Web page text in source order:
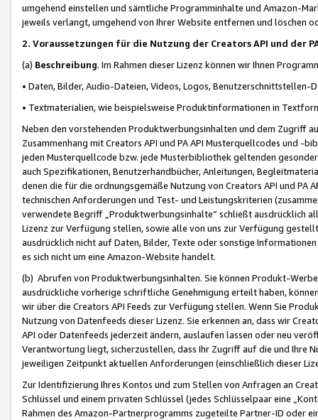
umgehend einstellen und sämtliche Programminhalte und Amazon-
jeweils verlangt, umgehend von Ihrer Website entfernen und löschen
2. Voraussetzungen für die Nutzung der Creators API und der
(a) Beschreibung. Im Rahmen dieser Lizenz können wir Ihnen
• Daten, Bilder, Audio-Dateien, Videos, Logos, Benutzerschnittstellen-
• Textmaterialien, wie beispielsweise Produktinformationen in
Neben den vorstehenden Produktwerbungsinhalten und dem Zugriff
Zusammenhang mit Creators API und PA API Musterquellcodes und
jeden Musterquellcode bzw. jede Musterbibliothek geltenden
auch Spezifikationen, Benutzerhandbücher, Anleitungen,
denen die für die ordnungsgemäße Nutzung von Creators API und PA
technischen Anforderungen und Test- und Leistungskriterien
verwendete Begriff „Produktwerbungsinhalte“ schließt ausdrücklich
Lizenz zur Verfügung stellen, sowie alle von uns zur Verfügung
ausdrücklich nicht auf Daten, Bilder, Texte oder sonstige
es sich nicht um eine Amazon-Website handelt.
(b) Abrufen von Produktwerbungsinhalten. Sie können Produkt-
ausdrückliche vorherige schriftliche Genehmigung erteilt haben,
wir über die Creators API Feeds zur Verfügung stellen. Wenn Sie
Nutzung von Datenfeeds dieser Lizenz. Sie erkennen an, dass wir
API oder Datenfeeds jederzeit ändern, auslaufen lassen oder neu
Verantwortung liegt, sicherzustellen, dass Ihr Zugriff auf die und Ihre
jeweiligen Zeitpunkt aktuellen Anforderungen (einschließlich dieser
Zur Identifizierung Ihres Kontos und zum Stellen von Anfragen an
Schlüssel und einem privaten Schlüssel (jedes Schlüsselpaar eine
Rahmen des Amazon-Partnerprogramms zugeteilte Partner-ID oder